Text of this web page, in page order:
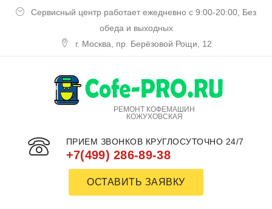
Сервисный центр работает ежедневно с 9:00-20:00, Без
обеда и выходных
г. Москва, пр. Берёзовой Рощи, 12
РЕМОНТ КОФЕМАШИН
КОЖУХОВСКАЯ
ПРИЕМ ЗВОНКОВ КРУГЛОСУТОЧНО 24/7
+7(499) 286-89-38
ОСТАВИТЬ ЗАЯВКУ